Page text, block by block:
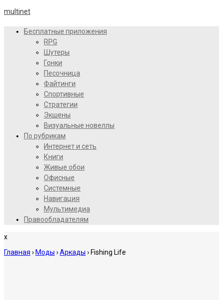
multinet
Бесплатные приложения
RPG
Шутеры
Гонки
Песочница
Файтинги
Спортивные
Стратегии
Экшены
Визуальные новеллы
По рубрикам
Интернет и сеть
Книги
Живые обои
Офисные
Системные
Навигация
Мультимедиа
Правообладателям
x
Главная › Моды ›Аркады › Fishing Life